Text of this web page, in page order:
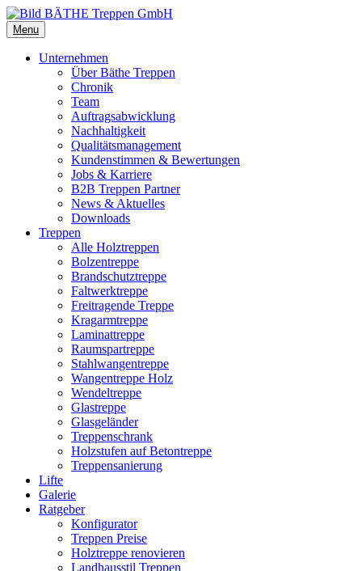
Menu
Unternehmen
Über Bäthe Treppen
Chronik
Team
Auftragsabwicklung
Nachhaltigkeit
Qualitätsmanagement
Kundenstimmen & Bewertungen
Jobs & Karriere
B2B Treppen Partner
News & Aktuelles
Downloads
Treppen
Alle Holztreppen
Bolzentreppe
Brandschutztreppe
Faltwerktreppe
Freitragende Treppe
Kragarmtreppe
Laminattreppe
Raumspartreppe
Stahlwangentreppe
Wangentreppe Holz
Wendeltreppe
Glastreppe
Glasgeländer
Treppenschrank
Holzstufen auf Betontreppe
Treppensanierung
Lifte
Galerie
Ratgeber
Konfigurator
Treppen Preise
Holztreppe renovieren
Landhausstil Treppen